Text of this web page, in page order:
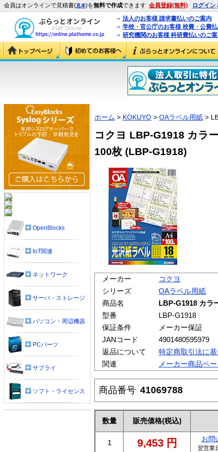
会員はオンラインで見積書(見本)を無料で作成できます 会員登録(無料) ログイン
法人のお客様 請求書払いのご案内
学校・官公庁のお客様 校費・公費
研究機関のお客様 科研費払いのご
ホーム > KOKUYO > OAラベル用紙 >
コクヨ LBP-G1918 カラ
100枚 (LBP-G1918)
メーカー
コクヨ
シリーズ
OAラベル用紙
商品名
LBP-G1918 カラ
型番
LBP-G1918
保証条件
メーカー保証
JANコード
4901480595979
返品について
特定商取引法に
関連
メーカー商品ペ
商品番号 41069788
数量 販売価格(税込)
1 9,453 円 お問
翌営業
OpenBlocks
IoT関連
ネットワーク
サーバ・ストレージ
パソコン・周辺機器
PCパーツ
サプライ
ソフト・ライセンス